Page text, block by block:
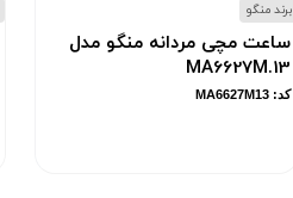
برند منگو
ساعت مچی مردانه منگو مدل
MA6627M.13
کد: MA6627M13